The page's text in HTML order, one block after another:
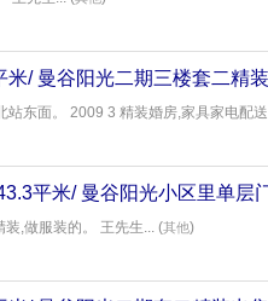
米/ 曼谷阳光二期三楼套二精
站东面。 2009 3 精装婚房,家具家电配
平米/ 曼谷阳光小区里单层
装,做服装的。 王先生... (其他)